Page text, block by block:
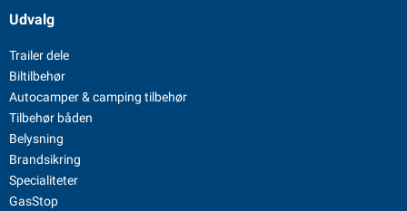
Udvalg
Trailer dele
Biltilbehør
Autocamper & camping tilbehør
Tilbehør båden
Belysning
Brandsikring
Specialiteter
GasStop